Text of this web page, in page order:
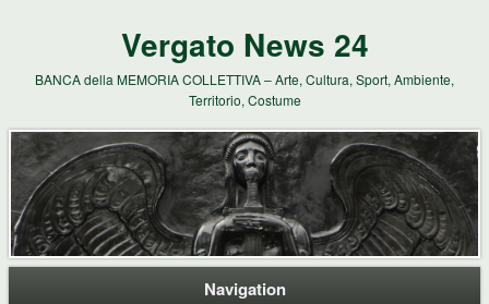
Vergato News 24
BANCA della MEMORIA COLLETTIVA – Arte, Cultura, Sport, Ambiente,
Territorio, Costume
Navigation